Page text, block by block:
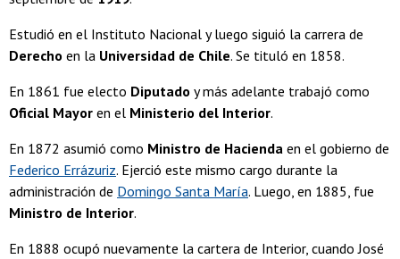
Estudió en el Instituto Nacional y luego siguió la carrera de
Derecho en la Universidad de Chile. Se tituló en 1858.
En 1861 fue electo Diputado y más adelante trabajó como
Oficial Mayor en el Ministerio del Interior.
En 1872 asumió como Ministro de Hacienda en el gobierno de
Federico Errázuriz. Ejerció este mismo cargo durante la
administración de Domingo Santa María. Luego, en 1885, fue
Ministro de Interior.
En 1888 ocupó nuevamente la cartera de Interior, cuando José